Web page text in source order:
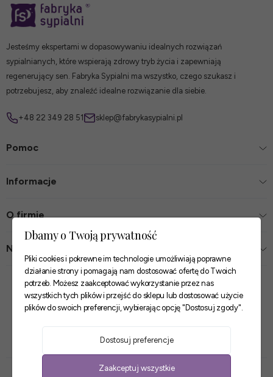
Jesteśmy ekspertami w dopasowywaniu idealnych rozwiązań
sypialnianych, które wspierają zdrowy tryb życia i zapewniają
regenerujący sen. Fabryka Sypialni ma wszystko, czego szukasz i
potrzebujesz, aby znaleźć idealne rozwiązanie dla siebie.
+48 22 349 28 51 sklep@fabrykasypialni.pl
Pomoc
Informacje
O firmie
Nasze sklepy
Zaufane płatności
Dbamy o Twoją prywatność
Pliki cookies i pokrewne im technologie umożliwiają poprawne
działanie strony i pomagają nam dostosować ofertę do Twoich
potrzeb. Możesz zaakceptować wykorzystanie przez nas
wszystkich tych plików i przejść do sklepu lub dostosować użycie
plików do swoich preferencji, wybierając opcję "Dostosuj zgody".
Dostosuj preferencje
Zaakceptuj wszystkie